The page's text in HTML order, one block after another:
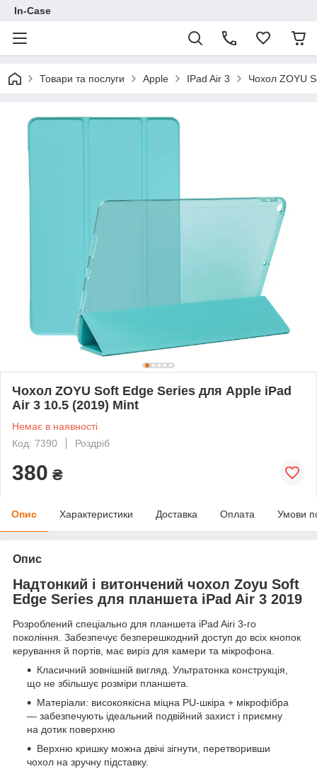
In-Case
Товари та послуги Apple IPad Air 3 Чохол ZOYU
Чохол ZOYU Soft Edge Series для Apple iPad
Air 3 10.5 (2019) Mint
Немає в наявності
Код: 7390
Роздріб
380 ₴
Опис Характеристики Доставка Оплата Умови
Опис
Надтонкий і витончений чохол Zoyu Soft
Edge Series для планшета iPad Air 3 2019
Розроблений спеціально для планшета iPad Airi 3-го
покоління. Забезпечує безперешкодний доступ до всіх кнопок
керування й портів, має виріз для камери та мікрофона.
Класичний зовнішній вигляд. Ультратонка конструкція,
що не збільшує розміри планшета.
Матеріали: високоякісна міцна PU-шкіра + мікрофібра
— забезпечують ідеальний подвійний захист і приємну
на дотик поверхню
Верхню кришку можна двічі зігнути, перетворивши
чохол на зручну підставку.